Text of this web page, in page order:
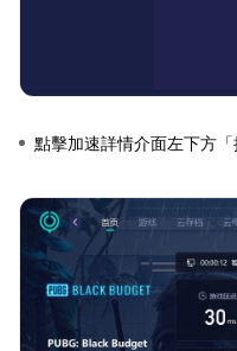
點擊加速詳情介面左下方